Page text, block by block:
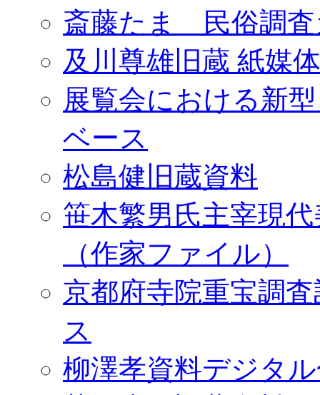
斎藤たま 民俗調査
及川尊雄旧蔵 紙媒
展覧会における新
ベース
松島健旧蔵資料
笹木繁男氏主宰現
（作家ファイル）
京都府寺院重宝調
ス
柳澤孝資料デジタ